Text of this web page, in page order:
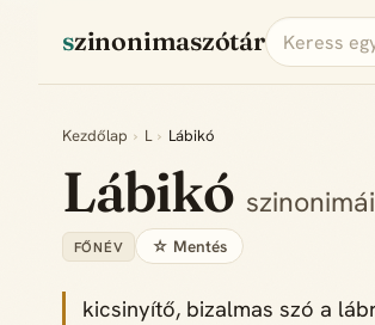
szinonimaszótár
Kezdőlap › L › Lábikó
Lábikó szinonimái
FŐNÉV ☆ Mentés
kicsinyítő, bizalmas szó a